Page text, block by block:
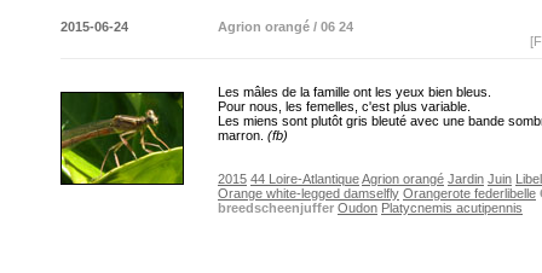
2015-06-24
Agrion orangé / 06 24
Les mâles de la famille ont les yeux bien bleus.
Pour nous, les femelles, c'est plus variable.
Les miens sont plutôt gris bleuté avec une bande
marron. (fb)
2015 44 Loire-AtlantiqueAgrion orangé Jardin Juin
Orange white-legged damselfly Orangerote federlibelle
breedscheenjuffer Oudon Platycnemis acutipennis